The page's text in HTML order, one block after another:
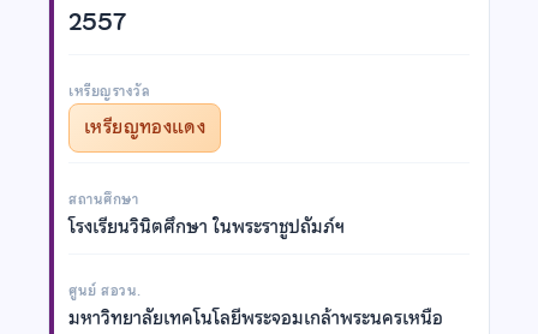
2557
เหรียญรางวัล
เหรียญทองแดง
สถานศึกษา
โรงเรียนวินิตศึกษา ในพระราชูปถัมภ์ฯ
ศูนย์ สอวน.
มหาวิทยาลัยเทคโนโลยีพระจอมเกล้าพระนครเหนือ